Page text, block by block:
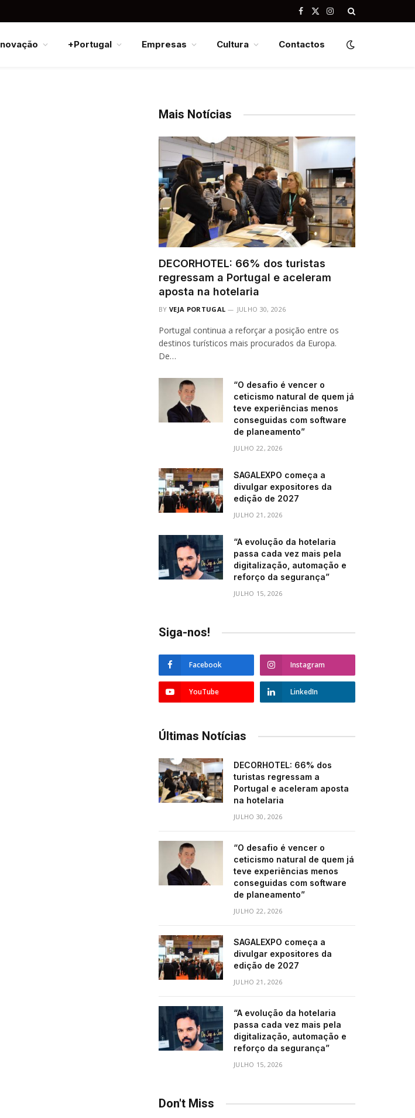
Facebook
X
Instagram
+Portugal Empresas Cultura Contactos
Mais Notícias
DECORHOTEL: 66% dos turistas
regressam a Portugal e aceleram
aposta na hotelaria
BY VEJA PORTUGAL JULHO 30, 2026
Portugal continua a reforçar a posição entre os
destinos turísticos mais procurados da Europa.
De…
“O desafio é vencer o
ceticismo natural de quem já
teve experiências menos
conseguidas com software
de planeamento”
JULHO 22, 2026
SAGALEXPO começa a
divulgar expositores da
edição de 2027
JULHO 21, 2026
“A evolução da hotelaria
passa cada vez mais pela
digitalização, automação e
reforço da segurança”
JULHO 15, 2026
Siga-nos!
Facebook Instagram
YouTube LinkedIn
Últimas Notícias
DECORHOTEL: 66% dos
turistas regressam a
Portugal e aceleram aposta
na hotelaria
JULHO 30, 2026
“O desafio é vencer o
ceticismo natural de quem já
teve experiências menos
conseguidas com software
de planeamento”
JULHO 22, 2026
SAGALEXPO começa a
divulgar expositores da
edição de 2027
JULHO 21, 2026
“A evolução da hotelaria
passa cada vez mais pela
digitalização, automação e
reforço da segurança”
JULHO 15, 2026
Don't Miss